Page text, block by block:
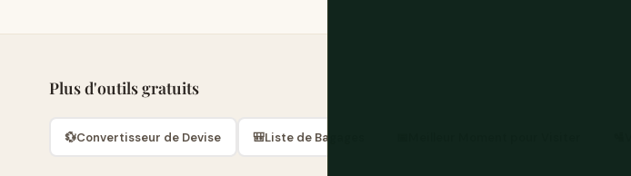
Plus d'outils gratuits
💱Convertisseur de Devise 🎒Liste de Bagages